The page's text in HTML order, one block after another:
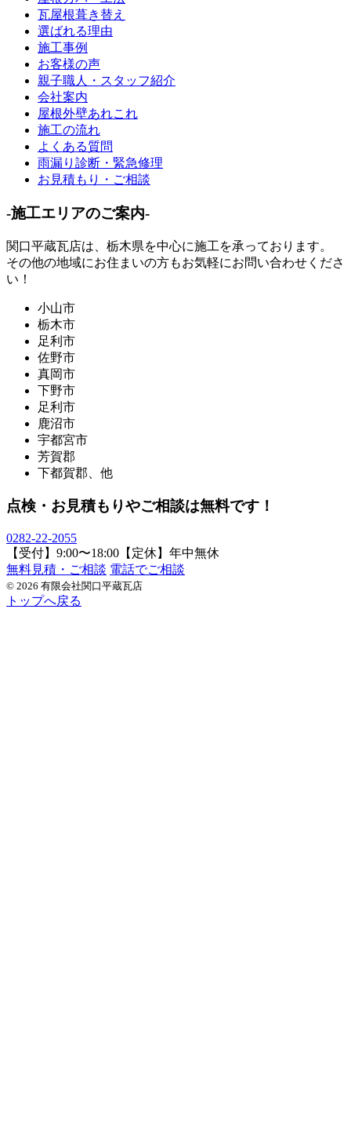
瓦屋根葺き替え
選ばれる理由
施工事例
お客様の声
親子職人・スタッフ紹介
会社案内
屋根外壁あれこれ
施工の流れ
よくある質問
雨漏り診断・緊急修理
お見積もり・ご相談
-施工エリアのご案内-
関口平蔵瓦店は、 栃木県を中心に施工を承っております。
その他の地域にお住まいの方もお気軽にお問い合わせくださ
い！
小山市
栃木市
足利市
佐野市
真岡市
下野市
足利市
鹿沼市
宇都宮市
芳賀郡
下都賀郡、他
点検・お見積もりやご相談は無料です！
0282-22-2055
【受付】9:00〜18:00【定休】年中無休
無料見積・ご相談 電話でご相談
© 2026 有限会社関口平蔵瓦店
トップへ戻る